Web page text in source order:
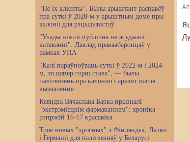
"Не іх кліенты". Былы арыштант распавёў
пра суткі ў 2020-м у арыштным доме пры
калоніі для рэцыдывістаў
"Улады ніколі публічна не асуджалі
катаванні". Даклад праваабаронцаў у
рамках УПА
"Калі параўноўваць суткі ў 2022-м і 2024-
м, то цяпер горш стала", — былы
палітвязень пра калонію і арышт пасля
вызвалення
Ксяндза Вячаслава Барка прызналі
"экстрэмісцкім фармаваннем": хроніка
рэпрэсій 16-17 красавіка
Трое новых "хросных" з Фінляндыі, Латвіі
і Германіі для палітвязняў у Беларусі